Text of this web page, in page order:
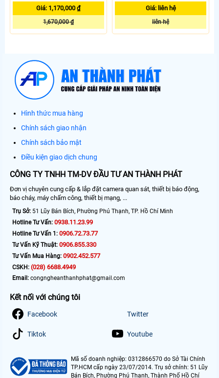
Giá: 1,170,000 ₫
1,670,000 ₫
Giá: liên hệ
liên hệ
Hình thức mua hàng
Chính sách giao nhận
Chính sách bảo mật
Điều kiện giao dịch chung
CÔNG TY TNHH TM-DV ĐẦU TƯ AN THÀNH PHÁT
Đơn vị chuyên cung cấp & lắp đặt camera quan sát, thiết bị báo động,
báo cháy, máy chấm công, thiết bị mạng, ...
Trụ Sở: 51 Lũy Bán Bích, Phường Phú Thạnh, TP. Hồ Chí Minh
Hotline Tư Vấn: 0938.11.23.99
Hotline Tư Vấn 1: 0906.72.73.77
Tư Vấn Kỹ Thuật: 0906.855.330
Tư Vấn Mua Hàng: 0902.452.577
CSKH: (028) 6688.4949
Email: congngheanthanhphat@gmail.com
Kết nối với chúng tôi
Facebook Twitter
Tiktok Youtube
Mã số doanh nghiệp: 0312866570 do Sở Tài Chính
TP.HCM cấp ngày 23/07/2014. Trụ sở chính: 51 Lũy
Bán Bích, Phường Phú Thạnh, Thành Phố Hồ Chí